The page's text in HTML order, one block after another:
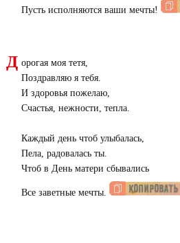
Пусть исполняются ваши мечты!
Д орогая моя тетя,
Поздравляю я тебя.
И здоровья пожелаю,
Счастья, нежности, тепла.
Каждый день чтоб улыбалась,
Пела, радовалась ты.
Чтоб в День матери сбывались
Все заветные мечты.